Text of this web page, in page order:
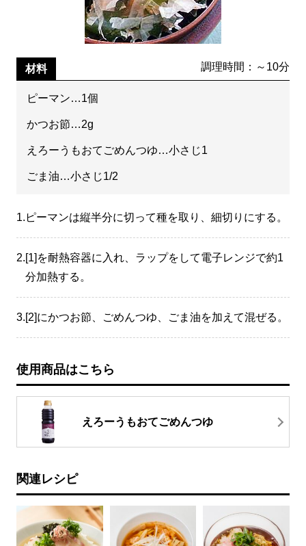
材料 調理時間：～10分
ピーマン…1個
かつお節…2g
えろーうもおてごめんつゆ…小さじ1
ごま油…小さじ1/2
1. ピーマンは縦半分に切って種を取り、細切りにする。
2.[1]を耐熱容器に入れ、ラップをして電子レンジで約1
分加熱する。
3.[2]にかつお節、ごめんつゆ、ごま油を加えて混ぜる。
使用商品はこちら
えろーうもおてごめんつゆ
関連レシピ